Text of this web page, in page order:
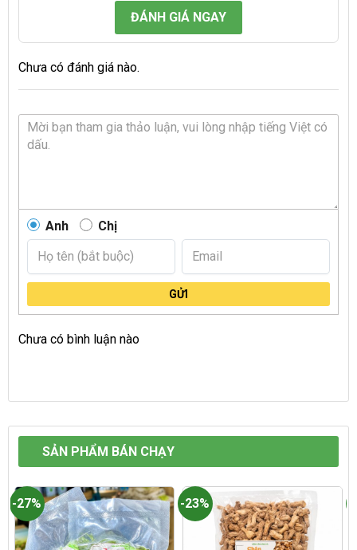
ĐÁNH GIÁ NGAY
Chưa có đánh giá nào.
Anh Chị
GỬI
Chưa có bình luận nào
SẢN PHẨM BÁN CHẠY
-27% -23%